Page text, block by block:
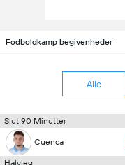
Fodboldkamp begivenheder
Alle
Slut 90 Minutter
Cuenca
Halvleg